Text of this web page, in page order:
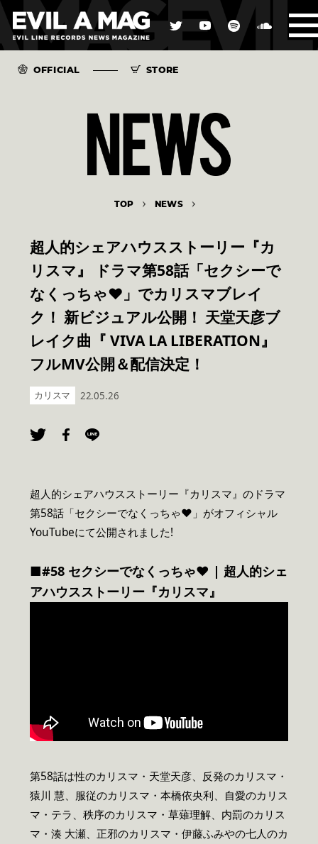
OFFICIAL STORE
TOP NEWS
超人的シェアハウスストーリー『カ
リスマ』 ドラマ第58話「セクシーで
なくっちゃ♥」でカリスマブレイ
ク！ 新ビジュアル公開！ 天堂天彦ブ
レイク曲『 VIVA LA LIBERATION』
フルMV公開＆配信決定！
カリスマ 22.05.26
超人的シェアハウスストーリー『カリスマ』のドラマ
第58話「セクシーでなくっちゃ♥」がオフィシャル
YouTubeにて公開されました!
■#58 セクシーでなくっちゃ♥ | 超人的シェ
アハウスストーリー『カリスマ』
第58話は性のカリスマ・天堂天彦、反発のカリスマ・
猿川 慧、服従のカリスマ・本橋依央利、自愛のカリス
マ・テラ、秩序のカリスマ・草薙理解、内罰のカリス
マ・湊 大瀬、正邪のカリスマ・伊藤ふみやの七人のカ